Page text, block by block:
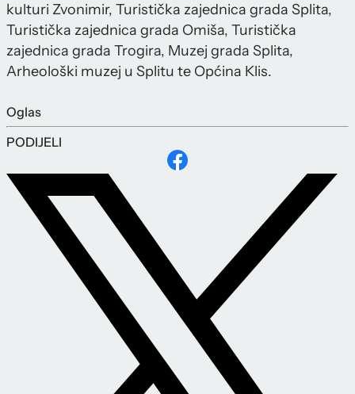
kulturi Zvonimir, Turistička zajednica grada Splita,
Turistička zajednica grada Omiša, Turistička
zajednica grada Trogira, Muzej grada Splita,
Arheološki muzej u Splitu te Općina Klis.
Oglas
PODIJELI